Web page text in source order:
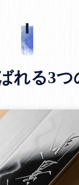
れる3つ